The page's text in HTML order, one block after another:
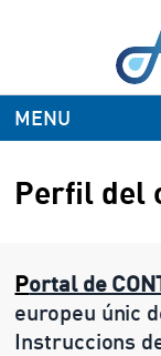
MENU
Perfil del
Portal de
europeu únic
Instruccions